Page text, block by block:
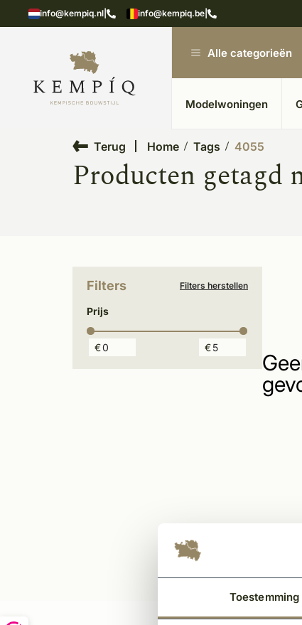
Toestemming
info@kempiq.nl info@kempiq.be
in Kesteren Unieke materialen in
Alle categorieën
Modelwoningen
Terug Home Tags 4055
Producten getagd
Filters Filters herstellen
Prijs
€ €